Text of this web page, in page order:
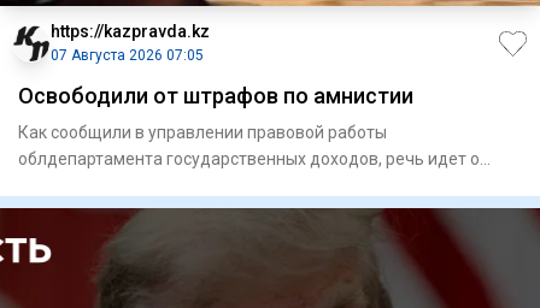
https://kazpravda.kz
07 Августа 2026 07:05
Освободили от штрафов по амнистии
Как сообщили в управлении правовой работы
облдепартамента государственных доходов, речь идет о